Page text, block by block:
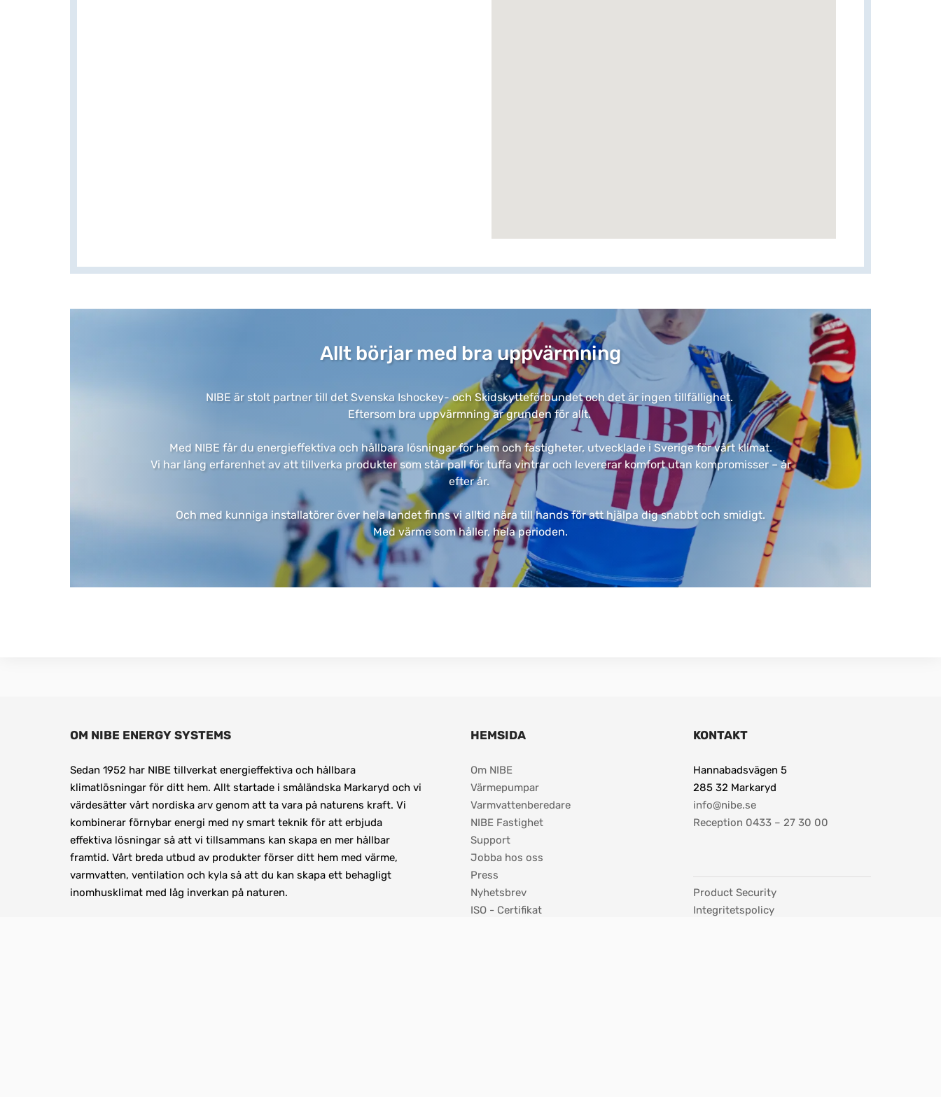
Allt börjar med bra uppvärmning​
NIBE är stolt partner till det Svenska Ishockey- och Skidskytteförbundet och det är ingen tillfällighet. ​
Eftersom bra uppvärmning är grunden för allt. ​
​Med NIBE får du energieffektiva och hållbara lösningar för hem och fastigheter, utvecklade i Sverige för vårt klimat.
Vi har lång erfarenhet av att tillverka produkter som står pall för tuffa vintrar och levererar komfort utan kompromisser – år
efter år. ​
Och med kunniga installatörer över hela landet finns vi alltid nära till hands för att hjälpa dig snabbt och smidigt.
Med värme som håller, hela perioden.​
OM NIBE ENERGY SYSTEMS
Sedan 1952 har NIBE tillverkat energieffektiva och hållbara
klimatlösningar för ditt hem. Allt startade i småländska Markaryd och vi
värdesätter vårt nordiska arv genom att ta vara på naturens kraft. Vi
kombinerar förnybar energi med ny smart teknik för att erbjuda
effektiva lösningar så att vi tillsammans kan skapa en mer hållbar
framtid. Vårt breda utbud av produkter förser ditt hem med värme,
varmvatten, ventilation och kyla så att du kan skapa ett behagligt
inomhusklimat med låg inverkan på naturen.
HEMSIDA
Om NIBE
Värmepumpar
Varmvattenberedare
NIBE Fastighet
Support
Jobba hos oss
Press
Nyhetsbrev
ISO - Certifikat
KONTAKT
Hannabadsvägen 5
285 32 Markaryd
info@nibe.se
Reception 0433 – 27 30 00
Product Security
Integritetspolicy